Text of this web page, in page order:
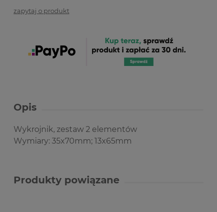
zapytaj o produkt
Opis
Wykrojnik, zestaw 2 elementów
Wymiary: 35x70mm; 13x65mm
Produkty powiązane